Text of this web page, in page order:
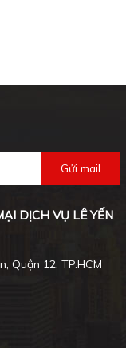
DỊCH VỤ LÊ YẾN
Quận 12, TP.HCM